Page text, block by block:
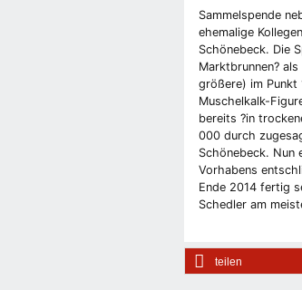
Sammelspende
ehemalige
Schönebeck. Die
Marktbrunnen?
größere) im Punkt
Muschelkalk-
bereits ?in
000 durch
Schönebeck. Nun
Vorhabens
Ende 2014 fertig
Schedler am
teilen